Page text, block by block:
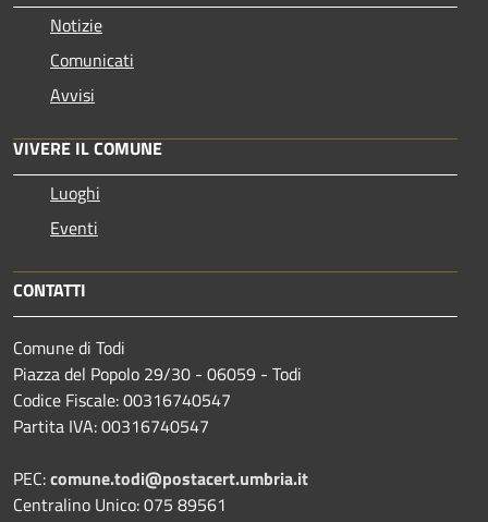
Notizie
Comunicati
Avvisi
VIVERE IL COMUNE
Luoghi
Eventi
CONTATTI
Comune di Todi
Piazza del Popolo 29/30 - 06059 - Todi
Codice Fiscale: 00316740547
Partita IVA: 00316740547
PEC:comune.todi@postacert.umbria.it
Centralino Unico: 075 89561